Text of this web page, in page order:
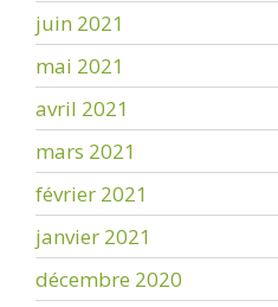
juin 2021
mai 2021
avril 2021
mars 2021
février 2021
janvier 2021
décembre 2020